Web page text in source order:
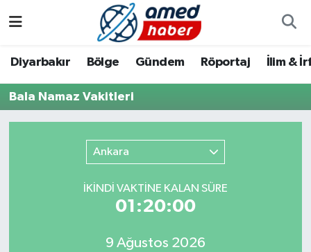
Diyarbakır Bölge Gündem Röportaj İlim &
Bala Namaz Vakitleri
Ankara
İKINDI VAKTİNE KALAN SÜRE
01:20:00
9 Ağustos 2026
Bölge
Röportaj
Foto Galeri
Yazarlar
Aile
Asayiş
Bilim & Teknoloji
Diyarbakır Hava Durumu
Diyarbakır Namaz Vakitleri
Diyarbakır Trafik Yoğunluk Haritası
Süper Lig Puan Durumu ve Fikstür